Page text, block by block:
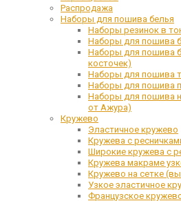
Распродажа
Наборы для пошива белья
Наборы резинок в
Наборы для пошива
Наборы для пошива
косточек)
Наборы для пошива
Наборы для пошива
Наборы для пошива
от Ажура)
Кружево
Эластичное кружево
Кружева с
Широкие кружева с
Кружева макраме
Кружево на сетке
Узкое эластичное
Французское